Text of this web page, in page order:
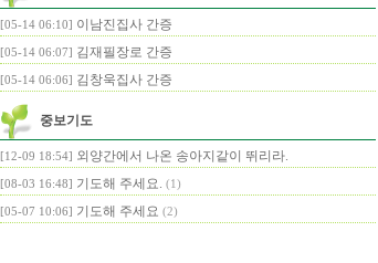
[05-14 06:10] 이남진집사 간증
[05-14 06:07] 김재필장로 간증
[05-14 06:06] 김창욱집사 간증
중보기도
[12-09 18:54] 외양간에서 나온 송아지같이 뛰리라.
[08-03 16:48] 기도해 주세요. (1)
[05-07 10:06] 기도해 주세요 (2)